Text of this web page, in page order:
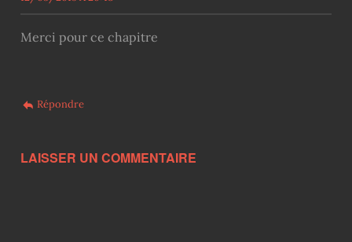
Merci pour ce chapitre
Répondre
LAISSER UN COMMENTAIRE